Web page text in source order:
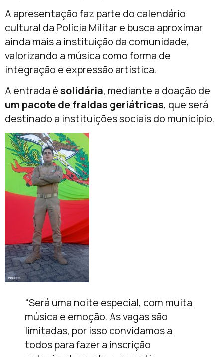
A apresentação faz parte do calendário
cultural da Polícia Militar e busca aproximar
ainda mais a instituição da comunidade,
valorizando a música como forma de
integração e expressão artística.
A entrada ésolidária, mediante a doação de
um pacote de fraldas geriátricas, que será
destinado a instituições sociais do município.
“Será uma noite especial, com muita
música e emoção. As vagas são
limitadas, por isso convidamos a
todos para fazer a inscrição